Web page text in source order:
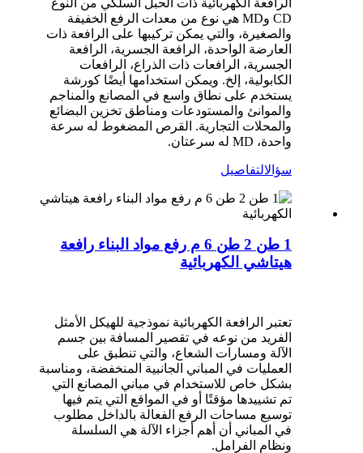
CD وMD هي نوع من معدات الرفع الخفيفة
والصغيرة، والتي يمكن تركيبها على الرافعة ذات
العارضة الواحدة، الرافعة الجسرية، الرافعة
الجسرية، الرافعات ذات الذراع، الرافعات
الكابولية، إلخ. ويمكن استخدامها أيضًا كورشة
يستخدم على نطاق واسع في المصانع والمناجم
والموانئ والمستودعات ومناطق تخزين البضائع
والمحلات التجارية. القرص المضغوط له سرعة
واحدة، MD له سرعتان.
سؤالالتفاصيل
1 طن 2 طن 6 م رفع مواد البناء رافعة
هيتاشي الكهربائية
تعتبر الرافعة الكهربائية نموذجية للهيكل الأمثل
الفريد من نوعه في تقصير المسافة بين جسم
الآلة ومسارات الشعاع، والتي تنطبق على
العمليات في المباني الجانبية المنخفضة، ومناسبة
بشكل خاص للاستخدام في مباني المصانع التي
تم تشييدها مؤقتًا أو في المواقع التي يتم فيها
توسيع مساحات الرفع الفعالة بالداخل مطلوب
في المباني أن أهم أجزاء الآلة هي السلسلة
ونظام الفرامل.